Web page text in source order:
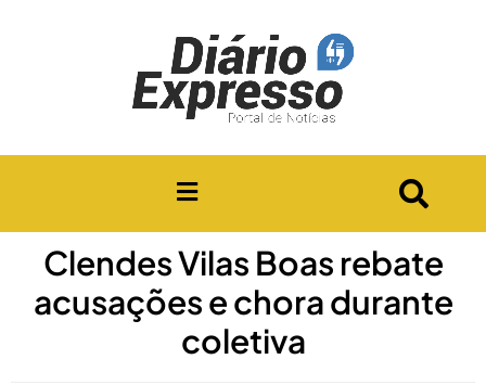
Clendes Vilas Boas rebate
acusações e chora durante
coletiva